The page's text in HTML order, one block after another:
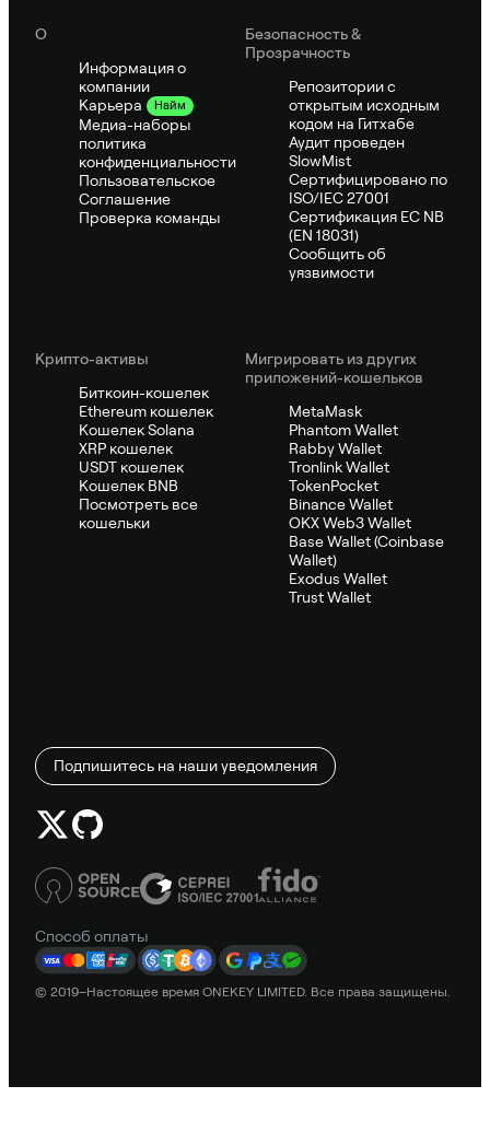
О
Информация о
компании
Карьера
Найм
Медиа-наборы
политика
конфиденциальности
Пользовательское
Соглашение
Проверка команды
Безопасность &
Прозрачность
Репозитории с
открытым исходным
кодом на Гитхабе
Аудит проведен
SlowMist
Сертифицировано по
ISO/IEC 27001
Сертификация ЕС NB
(EN 18031)
Сообщить об
уязвимости
Крипто-активы
Биткоин-кошелек
Ethereum кошелек
Кошелек Solana
XRP кошелек
USDT кошелек
Кошелек BNB
Посмотреть все
кошельки
Мигрировать из других
приложений-кошельков
MetaMask
Phantom Wallet
Rabby Wallet
Tronlink Wallet
TokenPocket
Binance Wallet
OKX Web3 Wallet
Base Wallet (Coinbase
Wallet)
Exodus Wallet
Trust Wallet
Подпишитесь на наши уведомления
Способ оплаты
© 2019–Настоящее время ONEKEY LIMITED. Все права защищены.